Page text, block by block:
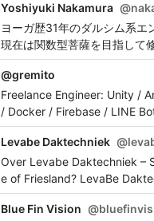
Yoshiyuki Nakamura @
ヨーガ歴31年のダルシム系エ
現在は関数型菩薩を目指して
@gremito
Freelance Engineer: Unity /
/ Docker / Firebase / LINE
Levabe Daktechniek @
Over Levabe Daktechniek –
e of Friesland? LevaBe
Blue Fin Vision @bluefinvis